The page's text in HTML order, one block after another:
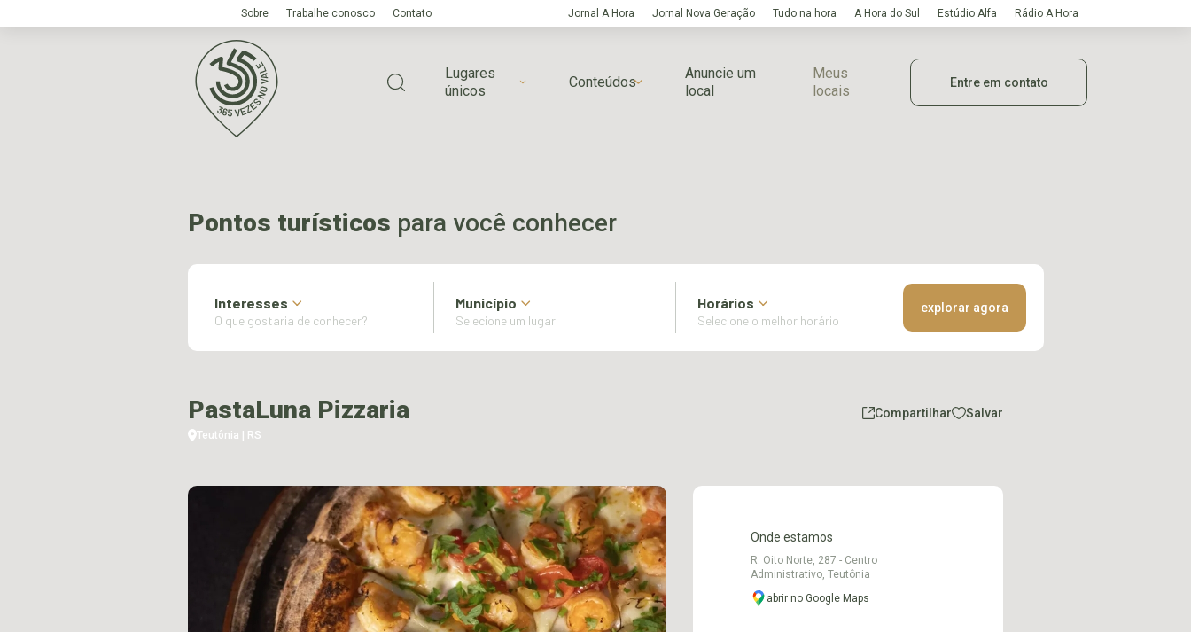
Sobre Trabalhe conosco Contato Jornal A Hora Jornal Nova Geração Tudo na hora A Hora do Sul Estúdio Alfa Rádio A Hora
Lugares
únicos
Conteúdos
Anuncie um
local
Meus
locais
Entre em contato
Pontos turísticos para você conhecer
Interesses Município Horários explorar agora
PastaLuna Pizzaria
Teutônia | RS
Compartilhar Salvar
Onde estamos
R. Oito Norte, 287 - Centro
Administrativo, Teutônia
abrir no Google Maps